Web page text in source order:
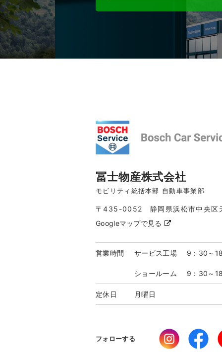
冨士物産株式会社
モビリティ統括本部 自動車事業部
〒435-0052 静岡県浜松市中央区
Googleマップで見る
営業時間 サービス工場 9：30～
ショールーム 9：30～
定休日 月曜日
フォローする